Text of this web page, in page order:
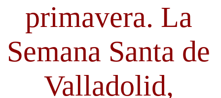
primavera. La
Semana Santa de
Valladolid,